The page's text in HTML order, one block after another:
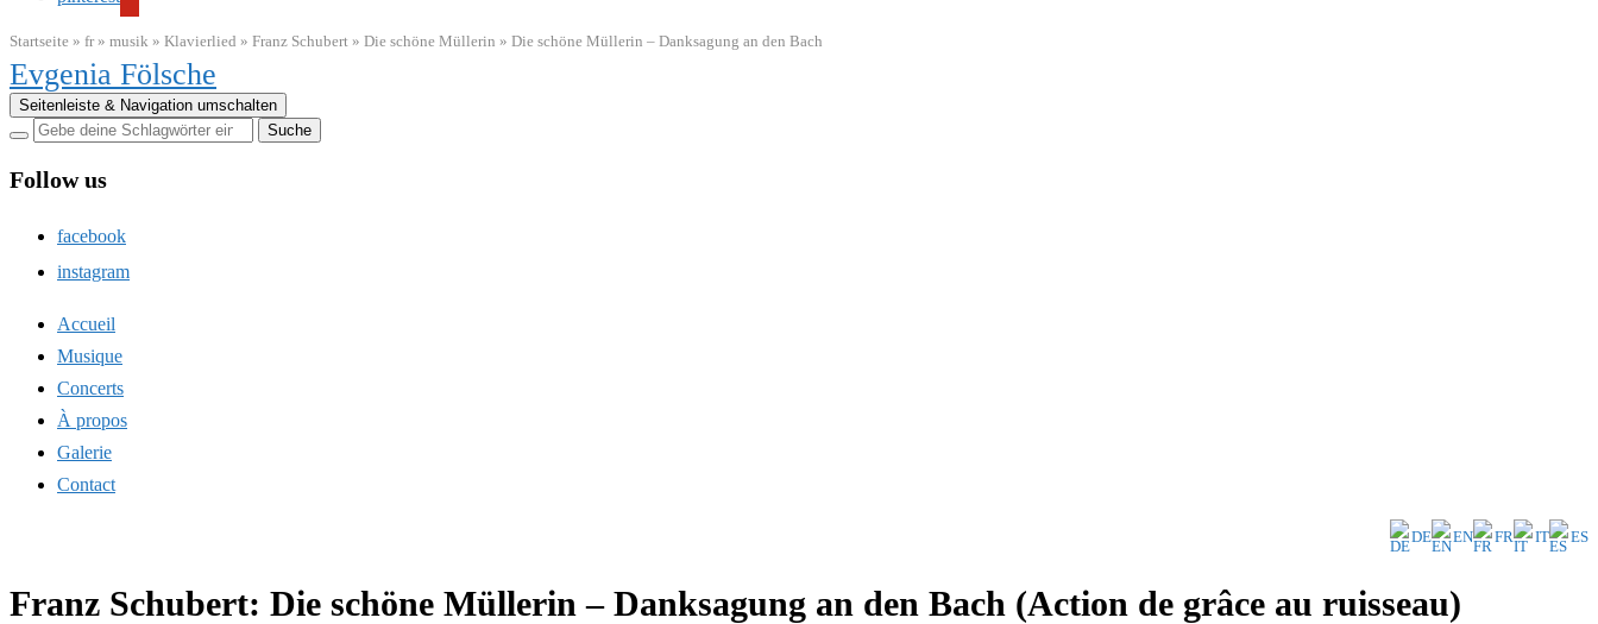
Startseite » fr» musik » Klavierlied » Franz Schubert » Die schöne Müllerin » Die schöne Müllerin – Danksagung an den Bach
Evgenia Fölsche
Seitenleiste & Navigation umschalten
Follow us
facebook
instagram
Accueil
Musique
Concerts
À propos
Galerie
Contact
DE EN FR IT ES
Franz Schubert: Die schöne Müllerin – Danksagung an den Bach (Action de grâce au ruisseau)